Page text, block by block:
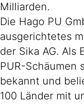
Milliarden.
Die Hago PU
ausgerichtetes
der Sika AG. Als
PUR-Schäumen
bekannt und
100 Länder mit